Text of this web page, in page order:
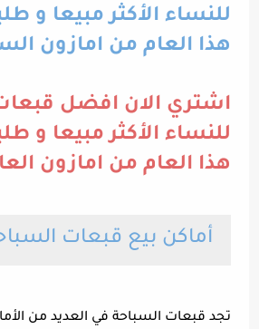
للنساء الأكثر مبيعا و
هذا العام من امازون
اشتري الان افضل
للنساء الأكثر مبيعا و
هذا العام من امازون
أماكن بيع قبعات
تجد قبعات السباحة في العديد من